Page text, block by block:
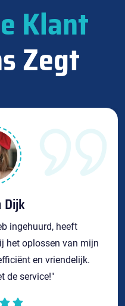
Klant
Zegt
Dijk
ingehuurd, heeft
het oplossen van mijn
en vriendelijk.
de service!"